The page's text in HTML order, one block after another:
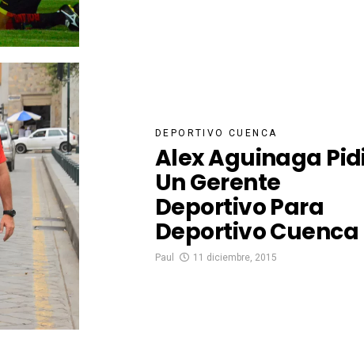
DEPORTIVO CUENCA
Alex Aguinaga
Un Gerente
Deportivo Para
Deportivo Cuenca
Paul 11 diciembre, 2015